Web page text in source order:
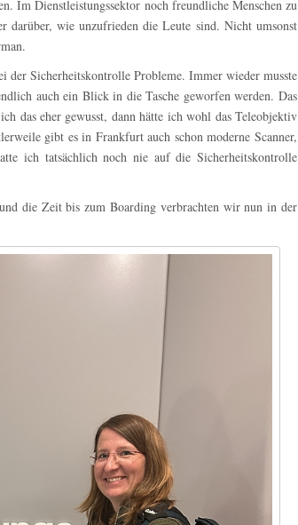
Im Dienstleistungssektor noch freundliche Menschen zu
wie unzufrieden die Leute sind. Nicht umsonst
der Sicherheitskontrolle Probleme. Immer wieder musste
auch ein Blick in die Tasche geworfen werden. Das
das eher gewusst, dann hätte ich wohl das Teleobjektiv
gibt es in Frankfurt auch schon moderne Scanner,
ich tatsächlich noch nie auf die Sicherheitskontrolle
die Zeit bis zum Boarding verbrachten wir nun in der